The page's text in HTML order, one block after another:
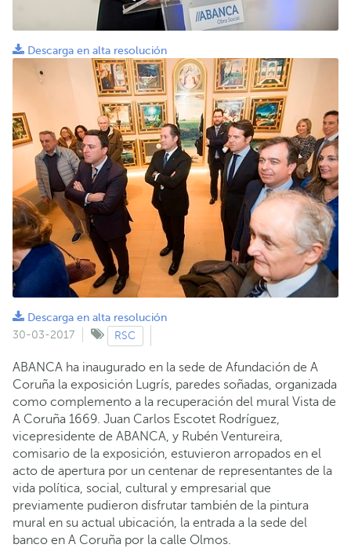
Descarga en alta resolución
Descarga en alta resolución
30-03-2017
RSC
ABANCA ha inaugurado en la sede de Afundación de A
Coruña la exposición Lugrís, paredes soñadas, organizada
como complemento a la recuperación del mural Vista de
A Coruña 1669. Juan Carlos Escotet Rodríguez,
vicepresidente de ABANCA, y Rubén Ventureira,
comisario de la exposición, estuvieron arropados en el
acto de apertura por un centenar de representantes de la
vida política, social, cultural y empresarial que
previamente pudieron disfrutar también de la pintura
mural en su actual ubicación, la entrada a la sede del
banco en A Coruña por la calle Olmos.